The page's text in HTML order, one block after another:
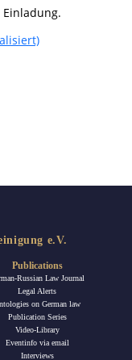
e.V.
Publications
Russian Law Journal
Legal Alerts
on German law
Publication Series
Video-Library
Eventinfo via email
Interviews